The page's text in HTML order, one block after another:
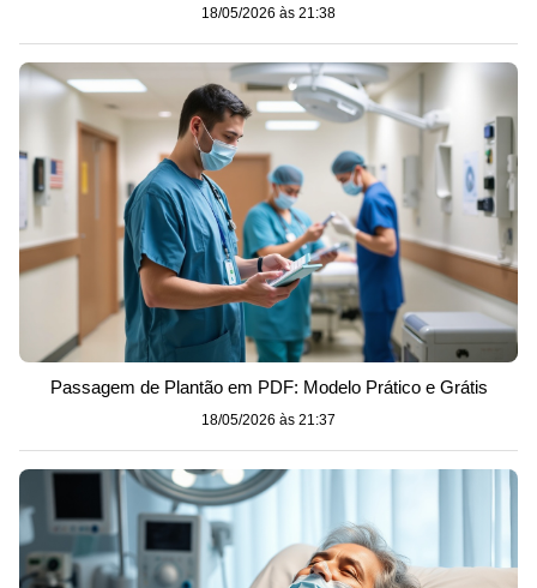
18/05/2026 às 21:38
Passagem de Plantão em PDF: Modelo Prático e Grátis
18/05/2026 às 21:37